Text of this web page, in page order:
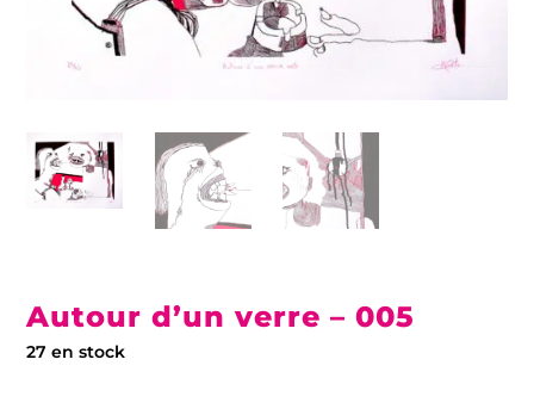
Autour d’un verre – 005
27 en stock